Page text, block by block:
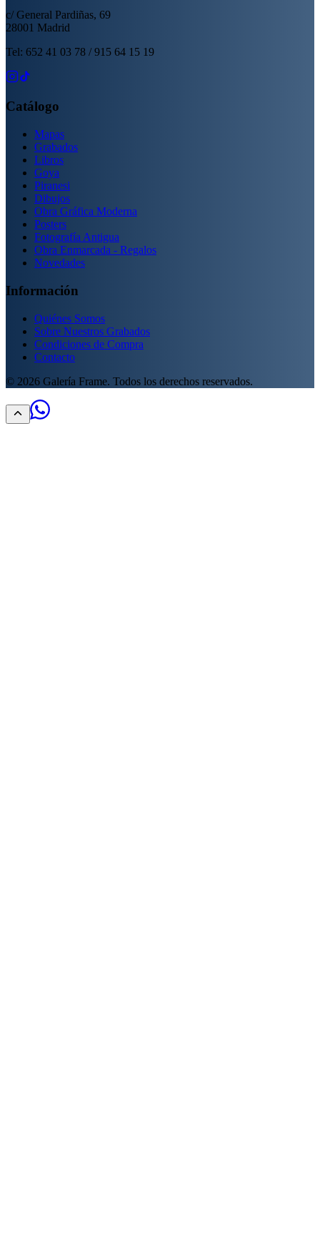
c/ General Pardiñas, 69
28001 Madrid
Tel: 652 41 03 78 / 915 64 15 19
Catálogo
Mapas
Grabados
Libros
Goya
Piranesi
Dibujos
Obra Gráfica Moderna
Posters
Fotografía Antigua
Obra Enmarcada - Regalos
Novedades
Información
Quiénes Somos
Sobre Nuestros Grabados
Condiciones de Compra
Contacto
© 2026 Galería Frame. Todos los derechos reservados.